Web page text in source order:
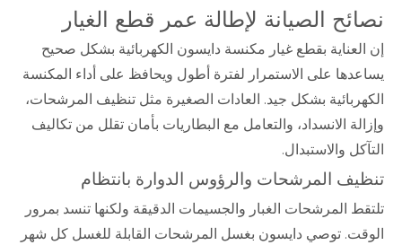
نصائح الصيانة لإطالة عمر قطع الغيار
إن العناية بقطع غيار مكنسة دايسون الكهربائية بشكل صحيح
يساعدها على الاستمرار لفترة أطول ويحافظ على أداء المكنسة
الكهربائية بشكل جيد. العادات الصغيرة مثل تنظيف المرشحات،
وإزالة الانسداد، والتعامل مع البطاريات بأمان تقلل من تكاليف
التآكل والاستبدال.
تنظيف المرشحات والرؤوس الدوارة بانتظام
تلتقط المرشحات الغبار والجسيمات الدقيقة ولكنها تنسد بمرور
الوقت. توصي دايسون بغسل المرشحات القابلة للغسل كل شهر